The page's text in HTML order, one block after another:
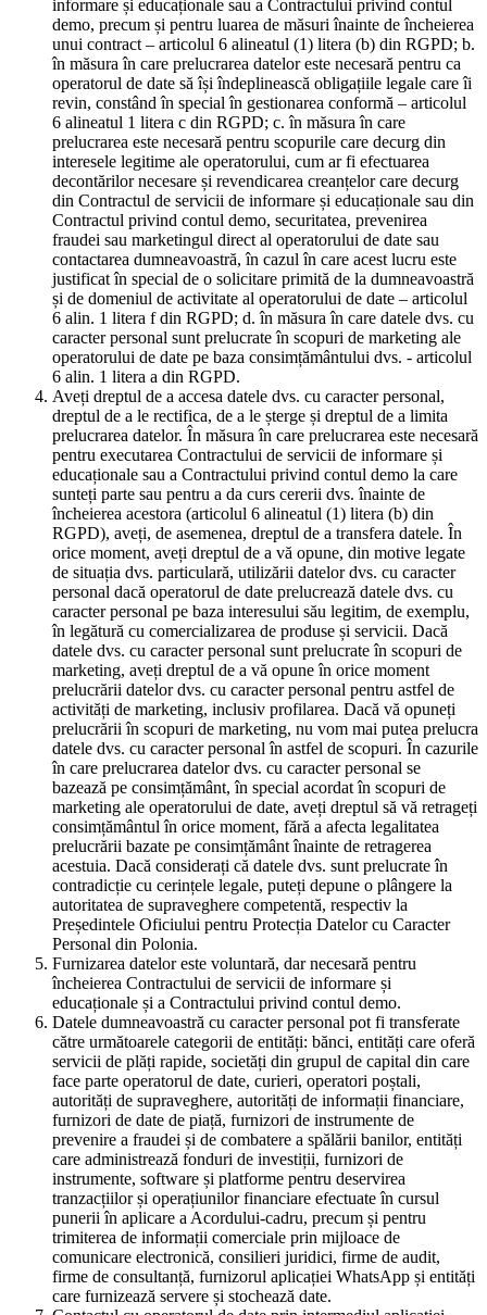
informare și educaționale sau a Contractului privind contul
demo, precum și pentru luarea de măsuri înainte de încheierea
unui contract – articolul 6 alineatul (1) litera (b) din RGPD; b.
în măsura în care prelucrarea datelor este necesară pentru ca
operatorul de date să își îndeplinească obligațiile legale care îi
revin, constând în special în gestionarea conformă – articolul
6 alineatul 1 litera c din RGPD; c. în măsura în care
prelucrarea este necesară pentru scopurile care decurg din
interesele legitime ale operatorului, cum ar fi efectuarea
decontărilor necesare și revendicarea creanțelor care decurg
din Contractul de servicii de informare și educaționale sau din
Contractul privind contul demo, securitatea, prevenirea
fraudei sau marketingul direct al operatorului de date sau
contactarea dumneavoastră, în cazul în care acest lucru este
justificat în special de o solicitare primită de la dumneavoastră
și de domeniul de activitate al operatorului de date – articolul
6 alin. 1 litera f din RGPD; d. în măsura în care datele dvs. cu
caracter personal sunt prelucrate în scopuri de marketing ale
operatorului de date pe baza consimțământului dvs. - articolul
6 alin. 1 litera a din RGPD.
Aveți dreptul de a accesa datele dvs. cu caracter personal,
dreptul de a le rectifica, de a le șterge și dreptul de a limita
prelucrarea datelor. În măsura în care prelucrarea este necesară
pentru executarea Contractului de servicii de informare și
educaționale sau a Contractului privind contul demo la care
sunteți parte sau pentru a da curs cererii dvs. înainte de
încheierea acestora (articolul 6 alineatul (1) litera (b) din
RGPD), aveți, de asemenea, dreptul de a transfera datele. În
orice moment, aveți dreptul de a vă opune, din motive legate
de situația dvs. particulară, utilizării datelor dvs. cu caracter
personal dacă operatorul de date prelucrează datele dvs. cu
caracter personal pe baza interesului său legitim, de exemplu,
în legătură cu comercializarea de produse și servicii. Dacă
datele dvs. cu caracter personal sunt prelucrate în scopuri de
marketing, aveți dreptul de a vă opune în orice moment
prelucrării datelor dvs. cu caracter personal pentru astfel de
activități de marketing, inclusiv profilarea. Dacă vă opuneți
prelucrării în scopuri de marketing, nu vom mai putea prelucra
datele dvs. cu caracter personal în astfel de scopuri. În cazurile
în care prelucrarea datelor dvs. cu caracter personal se
bazează pe consimțământ, în special acordat în scopuri de
marketing ale operatorului de date, aveți dreptul să vă retrageți
consimțământul în orice moment, fără a afecta legalitatea
prelucrării bazate pe consimțământ înainte de retragerea
acestuia. Dacă considerați că datele dvs. sunt prelucrate în
contradicție cu cerințele legale, puteți depune o plângere la
autoritatea de supraveghere competentă, respectiv la
Președintele Oficiului pentru Protecția Datelor cu Caracter
Personal din Polonia.
Furnizarea datelor este voluntară, dar necesară pentru
încheierea Contractului de servicii de informare și
educaționale și a Contractului privind contul demo.
Datele dumneavoastră cu caracter personal pot fi transferate
către următoarele categorii de entități: bănci, entități care oferă
servicii de plăți rapide, societăți din grupul de capital din care
face parte operatorul de date, curieri, operatori poștali,
autorități de supraveghere, autorități de informații financiare,
furnizori de date de piață, furnizori de instrumente de
prevenire a fraudei și de combatere a spălării banilor, entități
care administrează fonduri de investiții, furnizori de
instrumente, software și platforme pentru deservirea
tranzacțiilor și operațiunilor financiare efectuate în cursul
punerii în aplicare a Acordului-cadru, precum și pentru
trimiterea de informații comerciale prin mijloace de
comunicare electronică, consilieri juridici, firme de audit,
firme de consultanță, furnizorul aplicației WhatsApp și entități
care furnizează servere și stochează date.